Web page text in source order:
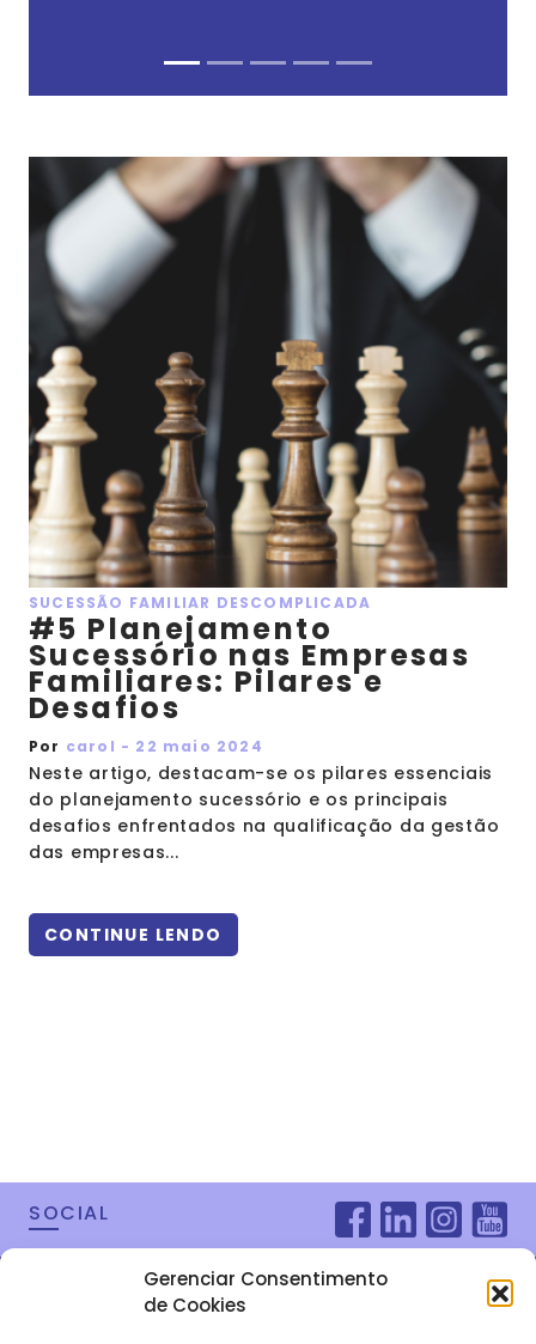
Gerenciar Consentimento
de Cookies
SUCESSÃO FAMILIAR DESCOMPLICADA
#5 Planejamento
Sucessório nas Empresas
Familiares: Pilares e
Desafios
Por carol - 22 maio 2024
Neste artigo, destacam-se os pilares essenciais
do planejamento sucessório e os principais
desafios enfrentados na qualificação da gestão
das empresas...
CONTINUE LENDO
SOCIAL